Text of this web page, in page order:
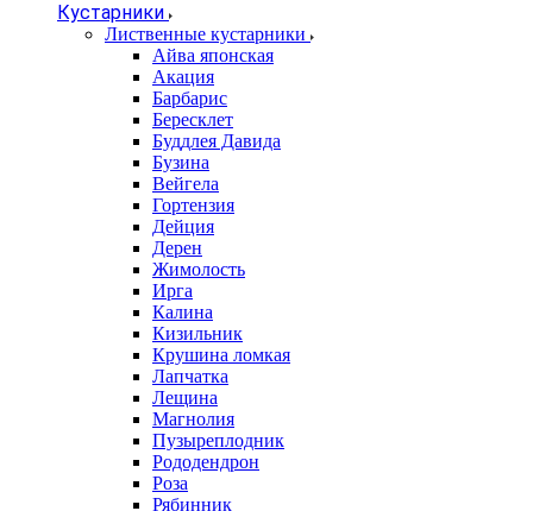
Кустарники
Лиственные кустарники
Айва японская
Акация
Барбарис
Бересклет
Буддлея Давида
Бузина
Вейгела
Гортензия
Дейция
Дерен
Жимолость
Ирга
Калина
Кизильник
Крушина ломкая
Лапчатка
Лещина
Магнолия
Пузыреплодник
Рододендрон
Роза
Рябинник